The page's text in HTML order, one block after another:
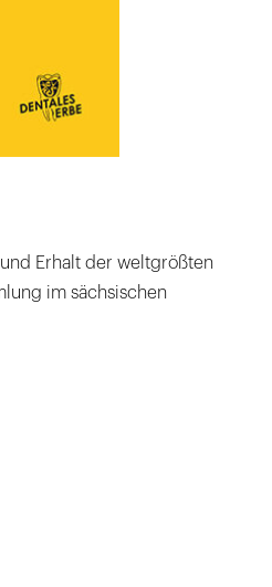
Erhalt der weltgrößten
im sächsischen